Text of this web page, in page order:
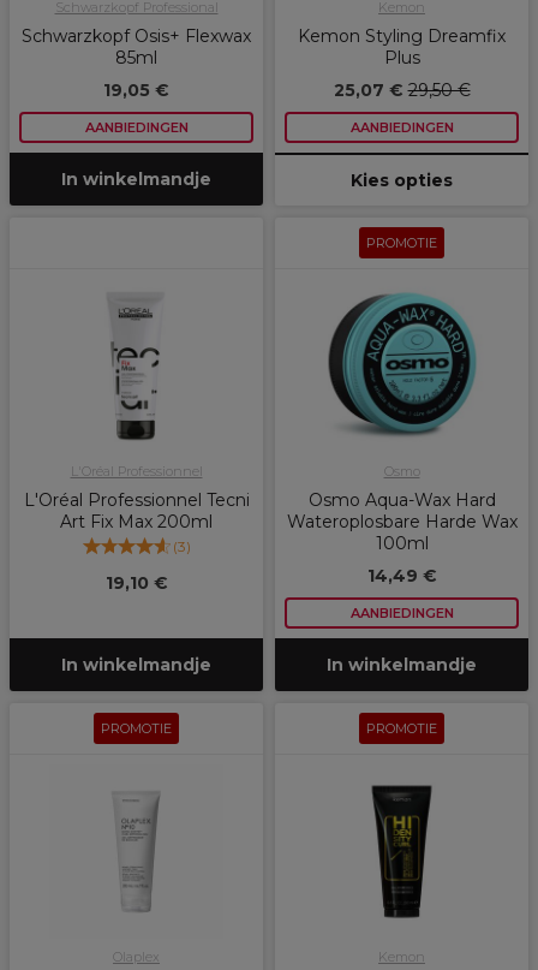
Schwarzkopf Professional
Schwarzkopf Osis+ Flexwax
85ml
19,05 €
AANBIEDINGEN
In winkelmandje
Kemon
Kemon Styling Dreamfix
Plus
25,07 €29,50 €
AANBIEDINGEN
Kies opties
L'Oréal Professionnel
L'Oréal Professionnel Tecni
Art Fix Max 200ml
(3)
19,10 €
In winkelmandje
PROMOTIE
Osmo
Osmo Aqua-Wax Hard
Wateroplosbare Harde Wax
100ml
14,49 €
AANBIEDINGEN
In winkelmandje
PROMOTIE
Olaplex
PROMOTIE
Kemon